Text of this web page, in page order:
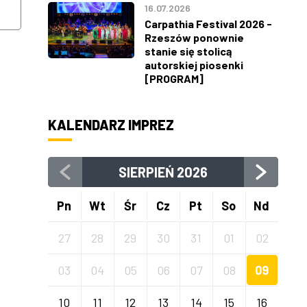
SIERPNIA
16.07.2026
Carpathia Festival 2026 -
Rzeszów ponownie
stanie się stolicą
autorskiej piosenki
[PROGRAM]
KALENDARZ IMPREZ
SIERPIEŃ 2026
Pn Wt Śr Cz Pt So Nd
27 28 29 30 31 01 02
03 04 05 06 07 08 09
10 11 12 13 14 15 16